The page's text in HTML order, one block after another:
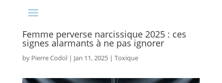
Femme perverse narcissique 2025 : ces
signes alarmants à ne pas ignorer
by Pierre Codol| Jan 11, 2025| Toxique